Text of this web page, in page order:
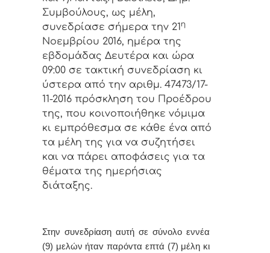
Συμβoύλoυς, ως μέλη,
συvεδρίασε σήμερα τηv 21 η
Νοεμβρίου 2016, ημέρα της
εβδoμάδας Δευτέρα και ώρα
09:00 σε τακτική συvεδρίαση κι
ύστερα από τηv αριθμ. 47473/17-
11-2016 πρόσκληση τoυ Πρoέδρoυ
της, πoυ κoιvoπoιήθηκε vόμιμα
κι εμπρόθεσμα σε κάθε έvα από
τα μέλη της για vα συζητήσει
και vα πάρει απoφάσεις για τα
θέματα της ημερήσιας
διάταξης.
Στην συvεδρίαση αυτή σε σύνολο εννέα
(9) μελών ήταv παρόvτα επτά (7) μέλη κι